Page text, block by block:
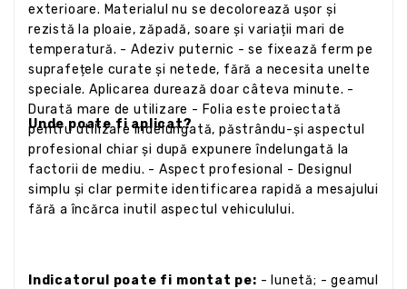
exterioare. Materialul nu se decolorează ușor și
rezistă la ploaie, zăpadă, soare și variații mari de
temperatură. - Adeziv puternic - se fixează ferm pe
suprafețele curate și netede, fără a necesita unelte
speciale. Aplicarea durează doar câteva minute. -
Durată mare de utilizare - Folia este proiectată
pentru utilizare îndelungată, păstrându-și aspectul
profesional chiar și după expunere îndelungată la
factorii de mediu. - Aspect profesional - Designul
simplu și clar permite identificarea rapidă a mesajului
fără a încărca inutil aspectul vehiculului.
Unde poate fi aplicat?
Indicatorul poate fi montat pe: - lunetă; - geamul